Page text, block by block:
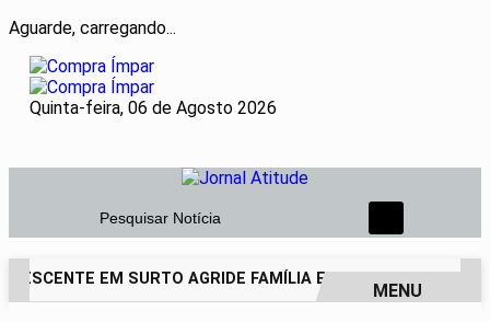
Aguarde, carregando...
Quinta-feira, 06 de Agosto 2026
Pesquisar Notícia
EM SURTO AGRIDE FAMÍLIA E DEIXA PAI DE 69
MENU